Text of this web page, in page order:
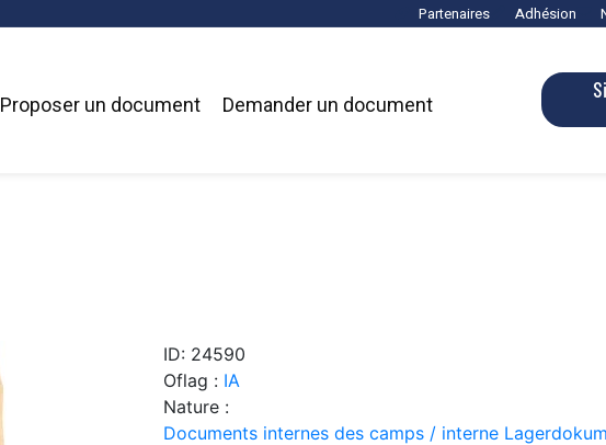
Partenaires Adhésion
Proposer un document Demander un document
ID: 24590
Oflag : IA
Nature :
Documents internes des camps / interne